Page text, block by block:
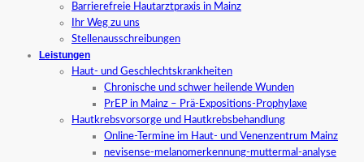
Barrierefreie Hautarztpraxis in Mainz
Ihr Weg zu uns
Stellenausschreibungen
Leistungen
Haut- und Geschlechtskrankheiten
Chronische und schwer heilende Wunden
PrEP in Mainz – Prä-Expositions-Prophylaxe
Hautkrebsvorsorge und Hautkrebsbehandlung
Online-Termine im Haut- und Venenzentrum Mainz
nevisense-melanomerkennung-muttermal-analyse